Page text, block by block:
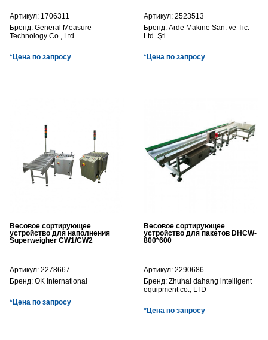
Артикул: 1706311
Бренд: General Measure
Technology Co., Ltd
*Цена по запросу
Артикул: 2523513
Бренд: Arde Makine San. ve Tic.
Ltd. Şti.
*Цена по запросу
Весовое сортирующее
устройство для наполнения
Superweigher CW1/CW2
Артикул: 2278667
Бренд: OK International
*Цена по запросу
Весовое сортирующее
устройство для пакетов DHCW-
800*600
Артикул: 2290686
Бренд: Zhuhai dahang intelligent
equipment co., LTD
*Цена по запросу